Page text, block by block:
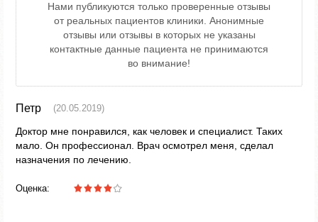
Нами публикуются только проверенные отзывы
от реальных пациентов клиники. Анонимные
отзывы или отзывы в которых не указаны
контактные данные пациента не принимаются
во внимание!
Петр (20.05.2019)
Доктор мне понравился, как человек и специалист. Таких
мало. Он профессионал. Врач осмотрел меня, сделал
назначения по лечению.
Оценка: